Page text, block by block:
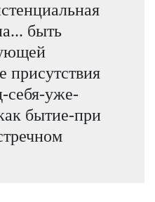
быть
присутствия
себя-уже-
бытие-при